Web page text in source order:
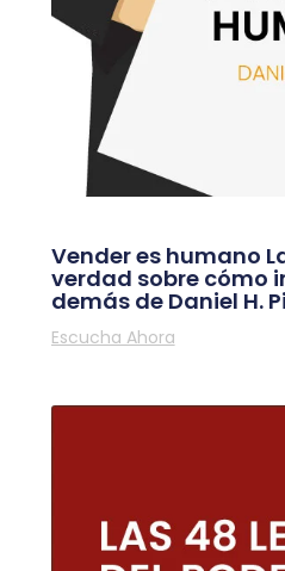
Vender es humano
verdad sobre cómo
demás de Daniel H.
Escucha Ahora